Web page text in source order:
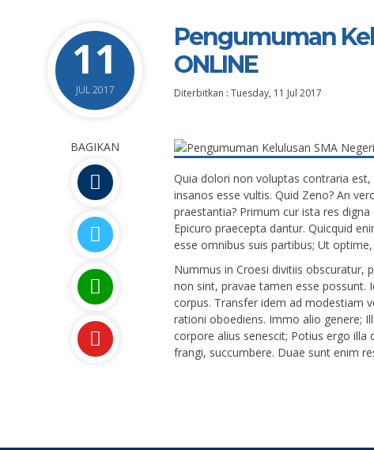
11
JUL 2017
Pengumuman
ONLINE
Diterbitkan : Tuesday, 11 Jul 2017
BAGIKAN
Quia dolori non voluptas contraria
insanos esse vultis. Quid Zeno? An
praestantia? Primum cur ista res
Epicuro praecepta dantur. Quicquid
esse omnibus suis partibus; Ut
Nummus in Croesi divitiis obscuratur,
non sint, pravae tamen esse possunt.
corpus. Transfer idem ad modestiam
rationi oboediens. Immo alio genere;
corpore alius senescit; Potius ergo illa
frangi, succumbere. Duae sunt enim